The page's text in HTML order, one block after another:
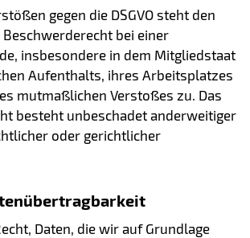
gegen die DSGVO steht den
bei einer
insbesondere in dem Mitgliedstaat
Aufenthalts, ihres Arbeitsplatzes
mutmaßlichen Verstoßes zu. Das
besteht unbeschadet anderweitiger
oder gerichtlicher
Daten, die wir auf Grundlage